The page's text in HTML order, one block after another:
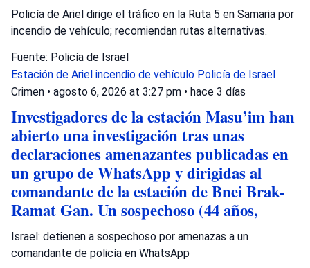
Policía de Ariel dirige el tráfico en la Ruta 5 en Samaria por
incendio de vehículo; recomiendan rutas alternativas.
Fuente: Policía de Israel
Estación de Ariel incendio de vehículo Policía de Israel
Crimen • agosto 6, 2026 at 3:27 pm • hace 3 días
Investigadores de la estación Masu’im han
abierto una investigación tras unas
declaraciones amenazantes publicadas en
un grupo de WhatsApp y dirigidas al
comandante de la estación de Bnei Brak-
Ramat Gan. Un sospechoso (44 años,
Israel: detienen a sospechoso por amenazas a un
comandante de policía en WhatsApp